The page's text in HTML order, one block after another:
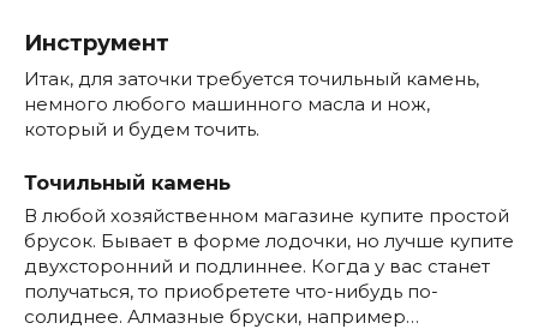
Инструмент
Итак, для заточки требуется точильный камень,
немного любого машинного масла и нож,
который и будем точить.
Точильный камень
В любой хозяйственном магазине купите простой
брусок. Бывает в форме лодочки, но лучше купите
двухсторонний и подлиннее. Когда у вас станет
получаться, то приобретете что-нибудь по-
солиднее. Алмазные бруски, например…